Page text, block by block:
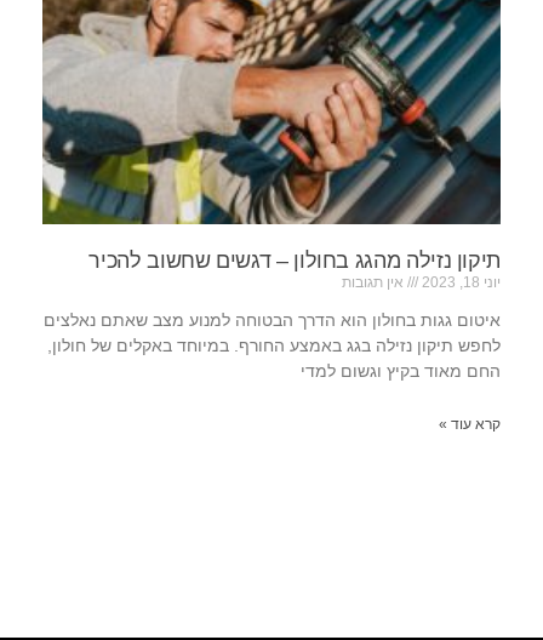
תיקון נזילה מהגג בחולון – דגשים שחשוב להכיר
יוני 18, 2023 אין תגובות
איטום גגות בחולון הוא הדרך הבטוחה למנוע מצב שאתם נאלצים
לחפש תיקון נזילה בגג באמצע החורף. במיוחד באקלים של חולון,
החם מאוד בקיץ וגשום למדי
קרא עוד »